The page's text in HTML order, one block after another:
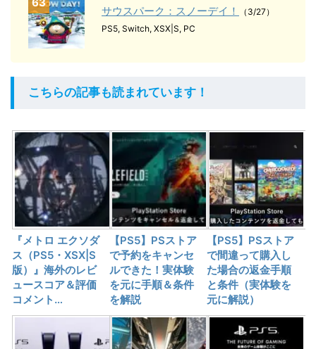
サウスパーク：スノーデイ！
（3/27）
PS5, Switch, XSX|S, PC
こちらの記事も読まれています！
『メトロ エクソダ
ス（PS5・XSX|S
版）』海外のレビ
ュースコア＆評価
コメント…
【PS5】PSストア
で予約をキャンセ
ルできた！実体験
を元に手順＆条件
を解説
【PS5】PSストア
で間違って購入し
た場合の返金手順
と条件（実体験を
元に解説）